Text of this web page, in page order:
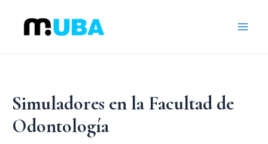
contenido
Simuladores en la Facultad de
Odontología